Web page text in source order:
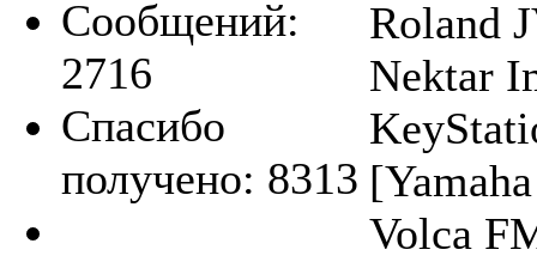
Сообщений:
2716
Спасибо
получено: 8313
Roland
Nektar
Volca